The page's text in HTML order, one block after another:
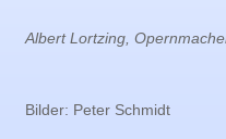
Albert Lortzing,
Bilder: Peter Schmidt